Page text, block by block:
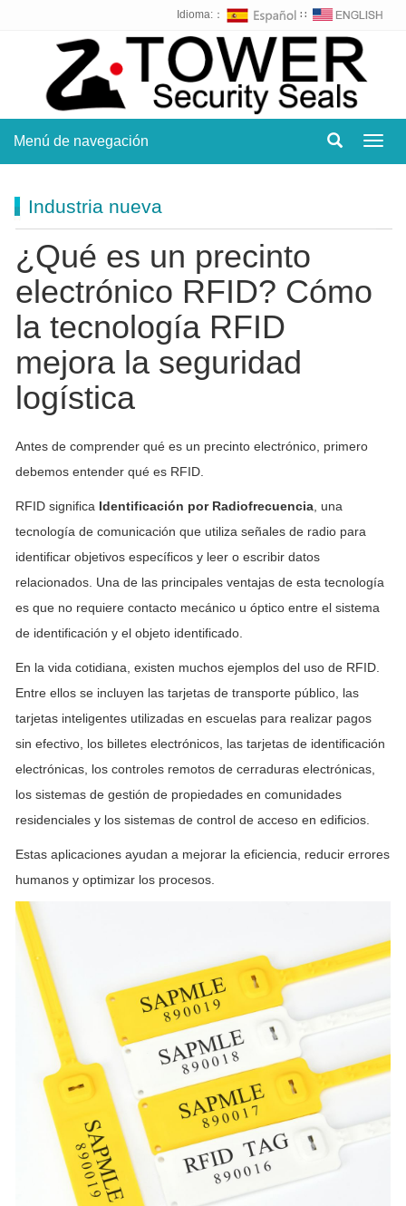
Idioma:： ∷
Menú de navegación
Industria nueva
¿Qué es un precinto
electrónico RFID? Cómo
la tecnología RFID
mejora la seguridad
logística
Antes de comprender qué es un precinto electrónico, primero
debemos entender qué es RFID.
RFID significa Identificación por Radiofrecuencia , una
tecnología de comunicación que utiliza señales de radio para
identificar objetivos específicos y leer o escribir datos
relacionados. Una de las principales ventajas de esta tecnología
es que no requiere contacto mecánico u óptico entre el sistema
de identificación y el objeto identificado.
En la vida cotidiana, existen muchos ejemplos del uso de RFID.
Entre ellos se incluyen las tarjetas de transporte público, las
tarjetas inteligentes utilizadas en escuelas para realizar pagos
sin efectivo, los billetes electrónicos, las tarjetas de identificación
electrónicas, los controles remotos de cerraduras electrónicas,
los sistemas de gestión de propiedades en comunidades
residenciales y los sistemas de control de acceso en edificios.
Estas aplicaciones ayudan a mejorar la eficiencia, reducir errores
humanos y optimizar los procesos.